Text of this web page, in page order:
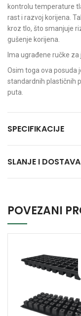
kontrolu temperature
rast i razvoj korijena.
kroz tlo, što smanjuje
gušenje korijena.
Ima ugrađene ručke
Osim toga ova posuda
standardnih plastičnih
puta.
SPECIFIKACIJE
SLANJE I DOSTAVA
POVEZANI